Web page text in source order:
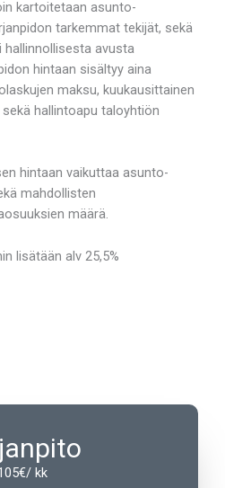
kartoitetaan asunto-
tarkemmat tekijät, sekä
avusta
hintaan sisältyy aina
maksu, kuukausittainen
hallintoapu taloyhtiön
hintaan vaikuttaa asunto-
mahdollisten
määrä.
lisätään alv 25,5%
kk